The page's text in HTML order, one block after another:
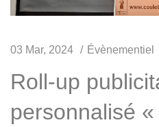
03 Mar, 2024 Évènementiel
Roll-up
personnalisé